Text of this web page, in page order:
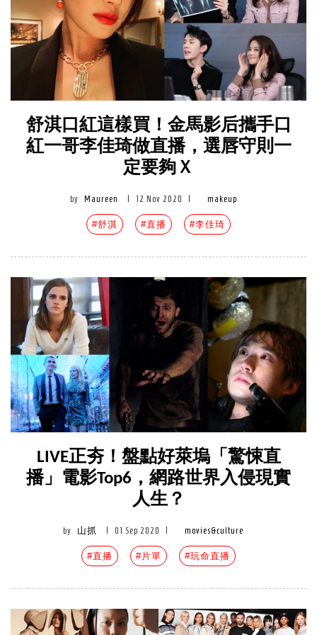
舒淇口紅這樣買！金馬影后攜手口
紅一哥李佳琦做直播，選唇守則一
定要夠Ｘ
by Maureen 12 Nov 2020 makeup
#舒淇 #直播 #李佳琦
LIVE正夯！盤點好萊塢「驚悚直
播」電影Top6，網路世界入侵現實
人生？
by 山抓 01 Sep 2020 movies&culture
#直播 #片單 #玩命直播